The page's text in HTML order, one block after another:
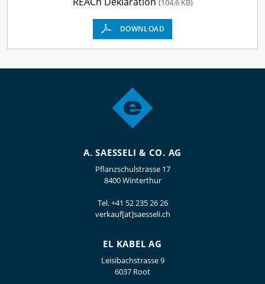
(104.6 KB)
DOWNLOAD
A. SAESSELI & CO. AG
Pflanzschulstrasse 17
8400 Winterthur
Tel.+41 52 235 26 26
verkauf[at]saesseli.ch
EL KABEL AG
Leisibachstrasse 9
6037 Root